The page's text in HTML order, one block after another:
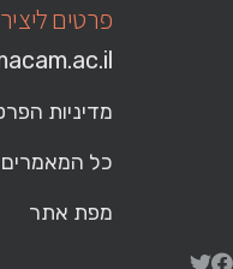
פרטים
מדיניות
כל המאמרים
מפת אתר